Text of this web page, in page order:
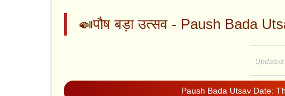
🍛पौष बड़ा उत्सव - Paush Bada
Paush Bada Utsav Date: